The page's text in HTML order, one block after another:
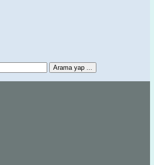
Arama yap ...